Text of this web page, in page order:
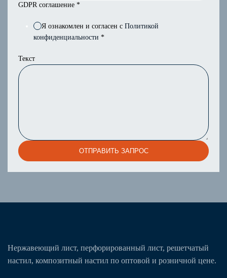
GDPR соглашение *
Я ознакомлен и согласен с Политикой
конфиденциальности *
Текст
ОТПРАВИТЬ ЗАПРОС
Нержавеющий лист, перфорированный лист, решетчатый
настил, композитный настил по оптовой и розничной цене.